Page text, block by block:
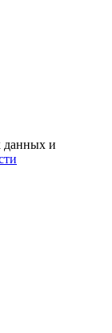
данных и